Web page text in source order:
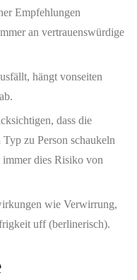
Empfehlungen
an vertrauenswürdige
hängt vonseiten
dass die
zu Person schaukeln
immer dies Risiko von
wie Verwirrung,
uff (berlinerisch).